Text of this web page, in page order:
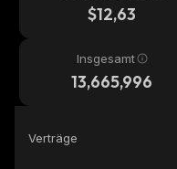
$12,63
Insgesamt
13,665,996
Verträge